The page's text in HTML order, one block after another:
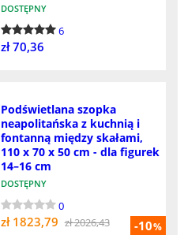
DOSTĘPNY
6
zł 70,36
-10%
Podświetlana szopka
neapolitańska z kuchnią i
fontanną między skałami,
110 x 70 x 50 cm - dla figurek
14–16 cm
DOSTĘPNY
0
zł 1823,79 zł 2026,43